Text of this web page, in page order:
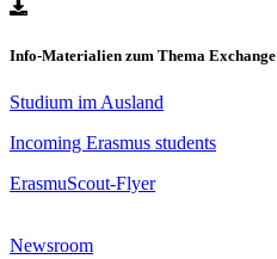
Info-Materialien zum Thema Exchange
Studium im Ausland
Incoming Erasmus students
ErasmuScout-Flyer
Newsroom